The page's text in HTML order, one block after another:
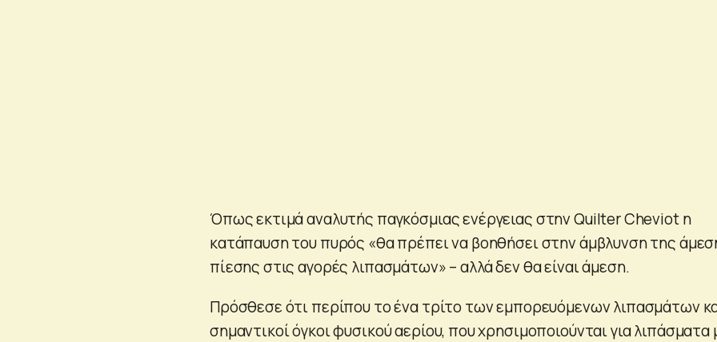
Όπως εκτιμά αναλυτής παγκόσμιας ενέργειας στην Quilter Cheviot η
κατάπαυση του πυρός «θα πρέπει να βοηθήσει στην άμβλυνση της
πίεσης στις αγορές λιπασμάτων» – αλλά δεν θα είναι άμεση.
Πρόσθεσε ότι περίπου το ένα τρίτο των εμπορευόμενων λιπασμάτων
σημαντικοί όγκοι φυσικού αερίου, που χρησιμοποιούνται για λιπάσματα